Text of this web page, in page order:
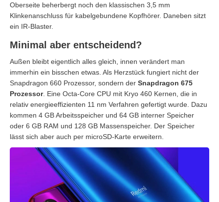
Oberseite beherbergt noch den klassischen 3,5 mm
Klinkenanschluss für kabelgebundene Kopfhörer. Daneben sitzt
ein IR-Blaster.
Minimal aber entscheidend?
Außen bleibt eigentlich alles gleich, innen verändert man
immerhin ein bisschen etwas. Als Herzstück fungiert nicht der
Snapdragon 660 Prozessor, sondern der Snapdragon 675
Prozessor. Eine Octa-Core CPU mit Kryo 460 Kernen, die in
relativ energieeffizienten 11 nm Verfahren gefertigt wurde. Dazu
kommen 4 GB Arbeitsspeicher und 64 GB interner Speicher
oder 6 GB RAM und 128 GB Massenspeicher. Der Speicher
lässt sich aber auch per microSD-Karte erweitern.